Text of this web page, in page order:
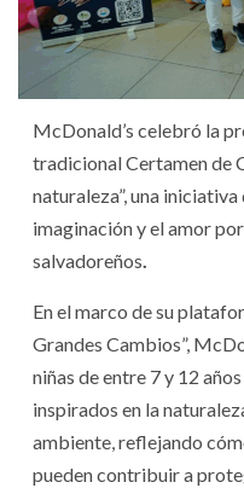
McDonald’s celebró la
tradicional Certamen de
naturaleza”, una
imaginación y el amor
salvadoreños.
En el marco de su
Grandes Cambios”,
niñas de entre 7 y 12
inspirados en la
ambiente, reflejando
pueden contribuir a